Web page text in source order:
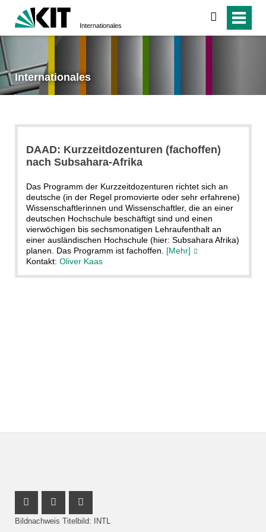
Internationales
suchen
Internationales
DAAD: Kurzzeitdozenturen (fachoffen)
nach Subsahara-Afrika
Das Programm der Kurzzeitdozenturen richtet sich an
deutsche (in der Regel promovierte oder sehr erfahrene)
Wissenschaftlerinnen und Wissenschaftler, die an einer
deutschen Hochschule beschäftigt sind und einen
vierwöchigen bis sechsmonatigen Lehraufenthalt an
einer ausländischen Hochschule (hier: Subsahara Afrika)
planen. Das Programm ist fachoffen. [Mehr]
Kontakt: Oliver Kaas
Instagram Profil
Youtube Profil
Facebook Profil
Bildnachweis Titelbild: INTL